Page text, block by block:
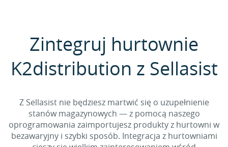
Zintegruj hurtownie
K2distribution z Sellasist
Z Sellasist nie będziesz martwić się o uzupełnienie
stanów magazynowych — z pomocą naszego
oprogramowania zaimportujesz produkty z hurtowni w
bezawaryjny i szybki sposób. Integracja z hurtowniami